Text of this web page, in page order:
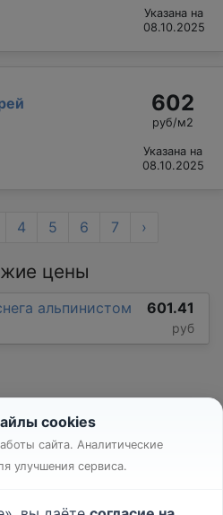
Указана на
08.10.2025
602
руб/м2
Указана на
08.10.2025
4 5 6 7 ›
цены
альпинистом
601.41
руб
cookies
сайта. Аналитические
улучшения сервиса.